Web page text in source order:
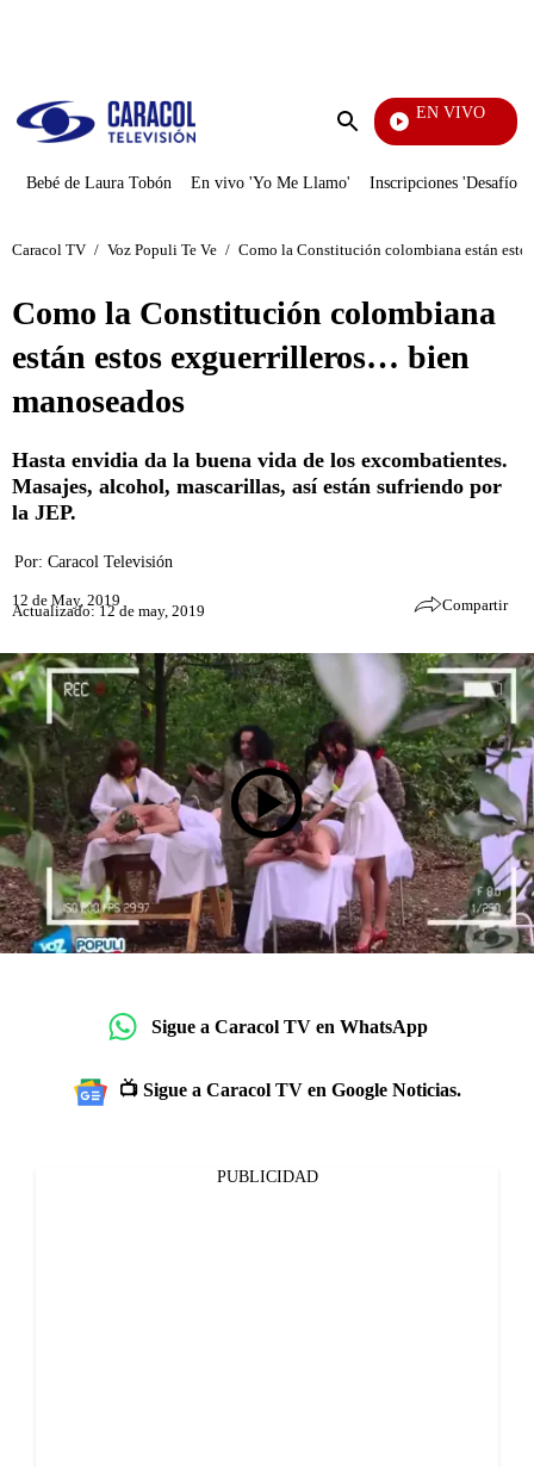
Enviar
EN VIVO
Televentas
Bebé de Laura Tobón En vivo 'Yo Me Llamo' Inscripciones 'Desafío'
Caracol TV / Voz Populi Te Ve / Como la Constitución colombiana están
Como la Constitución colombiana
están estos exguerrilleros… bien
manoseados
Hasta envidia da la buena vida de los excombatientes.
Masajes, alcohol, mascarillas, así están sufriendo por
la JEP.
Por: Caracol Televisión
12 de May, 2019
Actualizado: 12 de may, 2019 Compartir
Sigue a Caracol TV en WhatsApp
📺 Sigue a Caracol TV en Google Noticias.
PUBLICIDAD